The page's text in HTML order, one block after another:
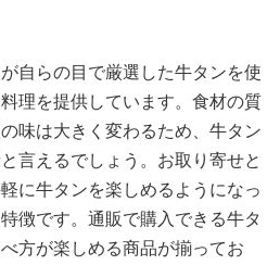
自らの目で厳選した牛タンを使
理を提供しています。食材の質
味は大きく変わるため、牛タン
言えるでしょう。お取り寄せと
に牛タンを楽しめるようになっ
徴です。通販で購入できる牛タ
方が楽しめる商品が揃ってお